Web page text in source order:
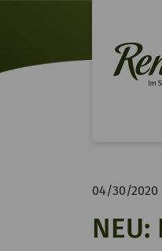
04/30/2020